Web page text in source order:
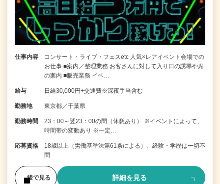
仕事内容
コンサート・ライブ・フェスetc 人気×レアイベント会場での
お仕事 ■案内／整理業務 お客さんに対して入り口の誘導や席
の案内 ■販売業務 イベ…
給与 日給30,000円+交通費※深夜手当含む
勤務地 東京都／千葉県
勤務時間
23：00～翌23：00の間（休憩あり） ※イベントによって、
時間帯の変動あり ※一定…
応募資格
18歳以上（労働基準法第61条による）、経験・学歴は一切不
問
後で見る 詳細を見る